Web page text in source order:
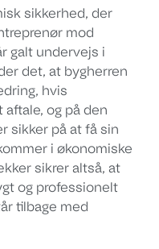
sikkerhed, der
mod
galt undervejs i
det, at bygherren
hvis
og på den
sikker på at få sin
i økonomiske
sikrer altså, at
og professionelt
tilbage med